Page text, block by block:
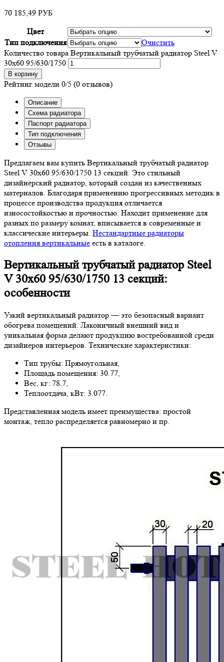
70 185,49 РУБ
Цвет
Тип подключения
Очистить
Количество товара Вертикальный трубчатый радиатор Steel V
30х60 95/630/1750
В корзину
Рейтинг модели 0/5 (0 отзывов)
Описание
Схема радиатора
Паспорт радиатора
Тип подключения
Отзывы
Предлагаем вам купить Вертикальный трубчатый радиатор
Steel V 30х60 95/630/1750 13 секций. Это стильный
дизайнерский радиатор, который создан из качественных
материалов. Благодаря применению прогрессивных методик в
процессе производства продукция отличается
износостойкостью и прочностью. Находит применение для
разных по размеру комнат, вписывается в современные и
классические интерьеры. Нестандартные радиаторы
отопления вертикальные есть в каталоге.
Вертикальный трубчатый радиатор Steel
V 30х60 95/630/1750 13 секций:
особенности
Узкий вертикальный радиатор — это безопасный вариант
обогрева помещений. Лаконичный внешний вид и
уникальная форма делают продукцию востребованной среди
дизайнеров интерьеров. Технические характеристики:
Тип трубы: Прямоугольная,
Площадь помещения: 30.77,
Вес, кг: 78.7,
Теплоотдача, кВт: 3.077.
Представленная модель имеет преимущества: простой
монтаж, тепло распределяется равномерно и пр.